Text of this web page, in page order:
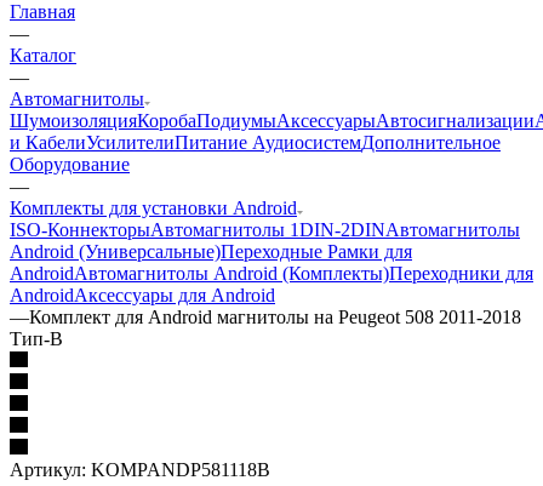
Главная
—
Каталог
—
Автомагнитолы
ШумоизоляцияКоробаПодиумыАксессуарыАвтосигнализации
и КабелиУсилителиПитание АудиосистемДополнительное
Оборудование
—
Комплекты для установки Android
ISO-КоннекторыАвтомагнитолы 1DIN-2DINАвтомагнитолы
Android (Универсальные)Переходные Рамки для
AndroidАвтомагнитолы Android (Комплекты)Переходники для
AndroidАксессуары для Android
—Комплект для Android магнитолы на Peugeot 508 2011-2018
Тип-B
Артикул: KOMPANDP581118B